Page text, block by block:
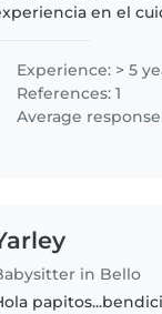
en el
Experience: > 5
References: 1
Average
in Bello